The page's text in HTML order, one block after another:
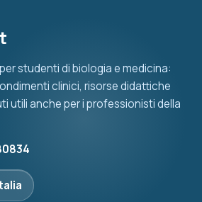
studenti di biologia e medicina:
clinici, risorse didattiche
utili anche per i professionisti della